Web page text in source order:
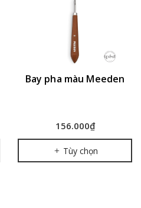
Bay pha màu Meeden
156.000₫
Tùy chọn